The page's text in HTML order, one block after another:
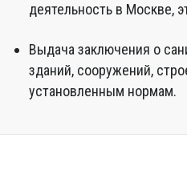
деятельность в Москве,
Выдача заключения о
зданий, сооружений,
установленным нормам.